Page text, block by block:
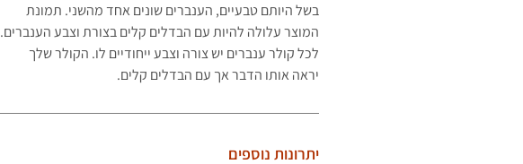
בשל היותם טבעיים, הענברים שונים אחד מהשני. תמונת
המוצר עלולה להיות עם הבדלים קלים בצורת וצבע הענברים.
לכל קולר ענברים יש צורה וצבע ייחודיים לו. הקולר שלך
יראה אותו הדבר אך עם הבדלים קלים.
יתרונות נוספים